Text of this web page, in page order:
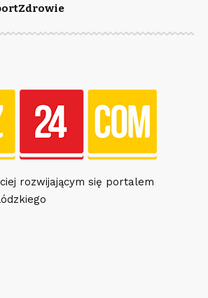
Zdrowie
rozwijającym się portalem